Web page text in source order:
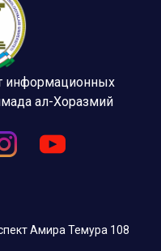
информационных
ал-Хоразмий
Амира Темура 108